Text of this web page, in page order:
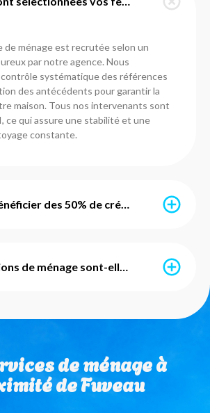
de ménage est recrutée selon un
par notre agence. Nous
systématique des références
des antécédents pour garantir la
maison. Tous nos intervenants sont
ce qui assure une stabilité et une
constante.
Comment bénéficier des 50% de crédit d'impôt immédiat ?
du montant de vos prestations. Ce
en place par l'URSSAF et notre agence
Emploi Service Universels (CESU)
factures de ménage à domicile.
Vos prestations de ménage sont-elles avec ou sans engagement ?
de durée. Que vous ayez besoin
ou régulier, vous restez libre de
vos interventions sur simple
de Aix.de ménage à
de Fuveau